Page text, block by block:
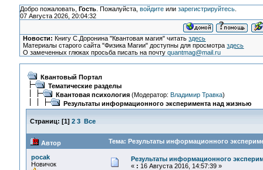
Добро пожаловать, Гость. Пожалуйста, войдитеили зарегистрируйтесь.
07 Августа 2026, 20:04:32
Новости: Книгу С.Доронина "Квантовая магия" читатьздесь
Материалы старого сайта "Физика Магии" доступны для просмотраздесь
О замеченных глюках просьба писать на почтуquantmag@mail.ru
Квантовый Портал
Тематические разделы
Квантовая психология(Модератор: Владимир Травка)
Результаты информационного эксперимента над жизнью
Страниц: [1] 2 3 Все
Автор Тема: Результаты информационного
pocak
Новичок
Результаты информационного
« : 16 Августа 2016, 14:57:39 »